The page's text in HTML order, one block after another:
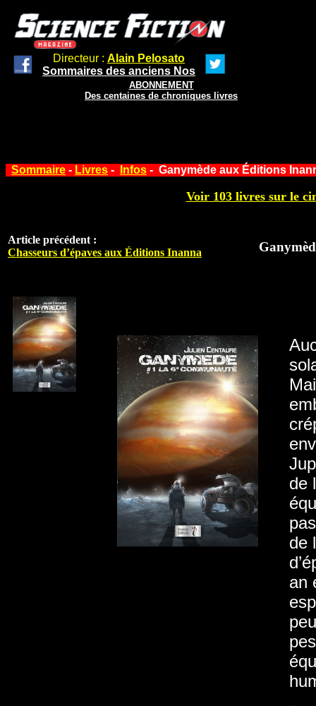
Directeur : Alain Pelosato
Sommaires des anciens Nos
ABONNEMENT
Des centaines de chroniques livres
Sommaire - Livres - Infos - Ganymède aux Éditions
Voir 103 livres sur le
Article précédent :
Chasseurs d’épaves aux Éditions Inanna
de
de
an